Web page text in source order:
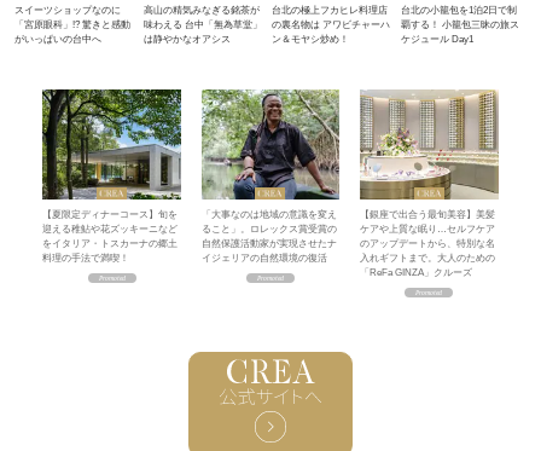
スイーツショップなのに
「宮原眼科」!? 驚きと感動
がいっぱいの台中へ
高山の精気みなぎる銘茶が
味わえる 台中「無為草堂」
は静やかなオアシス
台北の極上フカヒレ料理店
の裏名物は アワビチャーハ
ン＆モヤシ炒め！
台北の小籠包を1泊2日で制
覇する！ 小籠包三昧の旅ス
ケジュール Day1
【夏限定ディナーコース】旬を
迎える稚鮎や花ズッキーニなど
をイタリア・トスカーナの郷土
料理の手法で満喫！
「大事なのは地域の意識を変え
ること」。ロレックス賞受賞の
自然保護活動家が実現させたナ
イジェリアの自然環境の復活
【銀座で出合う最旬美容】美髪
ケアや上質な眠り…セルフケア
のアップデートから、特別な名
入れギフトまで。大人のための
「ReFa GINZA」クルーズ